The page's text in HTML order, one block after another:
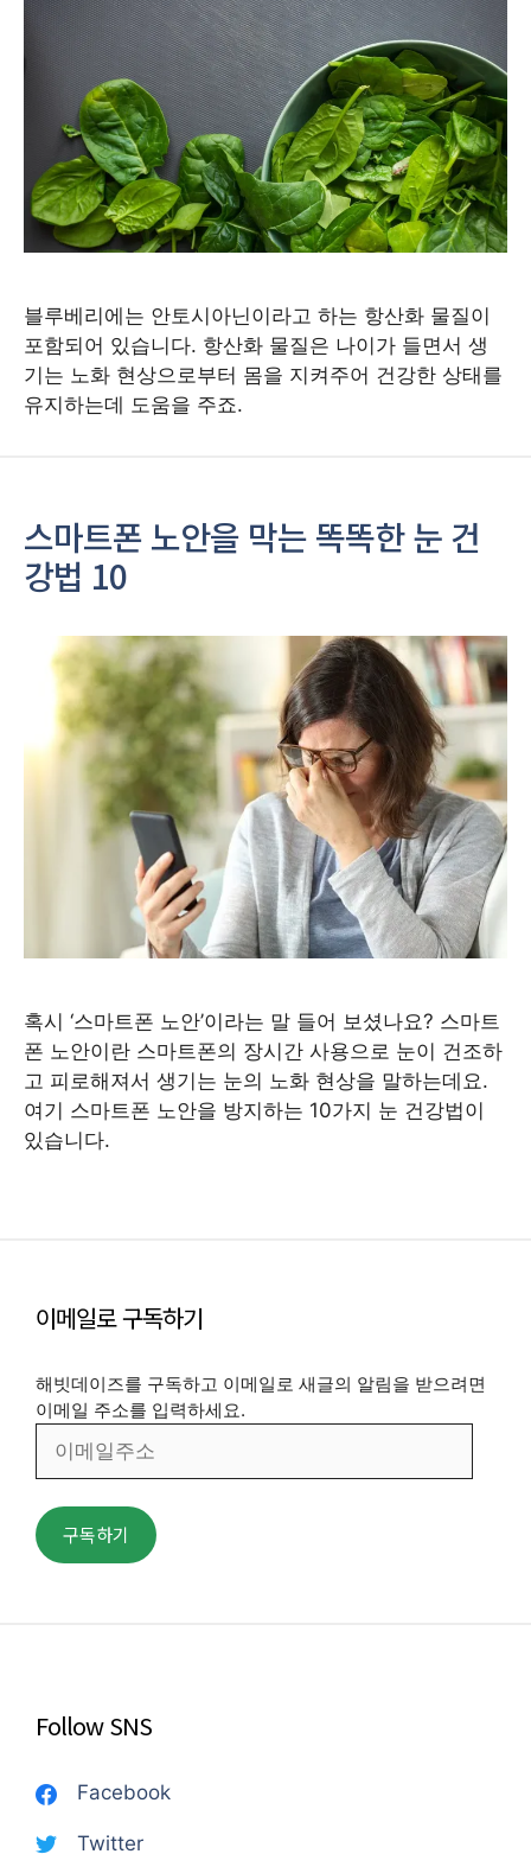
블루베리에는 안토시아닌이라고 하는 항산화 물질이
포함되어 있습니다. 항산화 물질은 나이가 들면서 생
기는 노화 현상으로부터 몸을 지켜주어 건강한 상태를
유지하는데 도움을 주죠.
스마트폰 노안을 막는 똑똑한 눈 건
강법 10
혹시 ‘스마트폰 노안’이라는 말 들어 보셨나요? 스마트
폰 노안이란 스마트폰의 장시간 사용으로 눈이 건조하
고 피로해져서 생기는 눈의 노화 현상을 말하는데요.
여기 스마트폰 노안을 방지하는 10가지 눈 건강법이
있습니다.
이메일로 구독하기
해빗데이즈를 구독하고 이메일로 새글의 알림을 받으려면
이메일 주소를 입력하세요.
일
주
소
구독하기
Follow SNS
Facebook
Twitter